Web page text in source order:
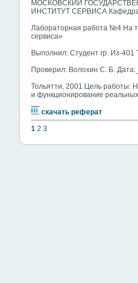
МОСКОВСКИЙ
ИНСТИТУТ СЕРВИСА Кафедра
Лабораторная работа №4 На
сервиса»
Выполнил: Студент гр. Из-401
Проверил: Волохин С. Б.
Тольятти, 2001 Цель работы:
и функционирование
скачать реферат
1 2 3